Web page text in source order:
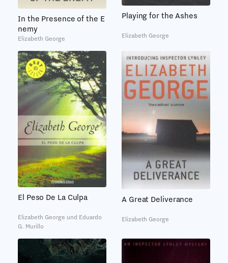
In the Presence of the E
nemy
Elizabeth George
Playing for the Ashes
Elizabeth George
El Peso De La Culpa
Elizabeth George und Eduardo
G. Murillo
A Great Deliverance
Elizabeth George